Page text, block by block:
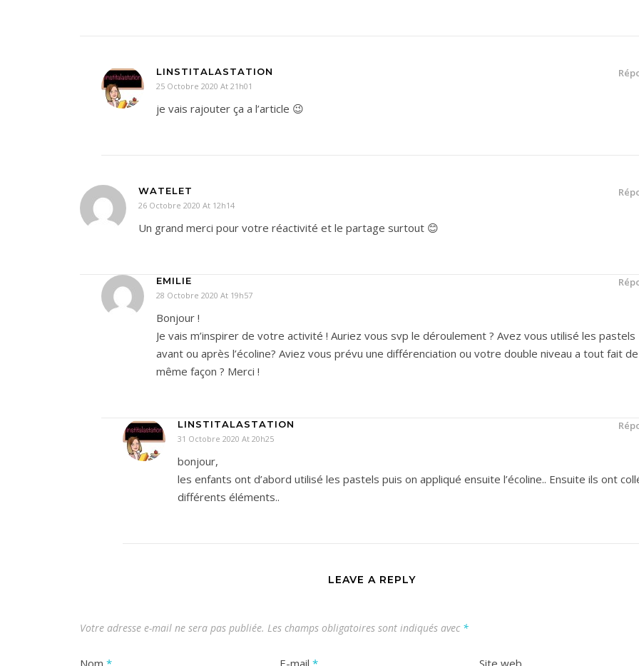
LINSTITALASTATION
25 Octobre 2020 At 21h01
je vais rajouter ça a l’article 😉
WATELET
26 Octobre 2020 At 12h14
Un grand merci pour votre réactivité et le partage surtout 😊
EMILIE
28 Octobre 2020 At 19h57
Bonjour !
Je vais m’inspirer de votre activité ! Auriez vous svp le déroulement ? Avez vous utilisé les pastels
avant ou après l’écoline? Aviez vous prévu une différenciation ou votre double niveau a tout fait
même façon ? Merci !
LINSTITALASTATION
31 Octobre 2020 At 20h25
bonjour,
les enfants ont d’abord utilisé les pastels puis on appliqué ensuite l’écoline.. Ensuite ils ont
différents éléments..
LEAVE A REPLY
Votre adresse e-mail ne sera pas publiée. Les champs obligatoires sont indiqués avec *